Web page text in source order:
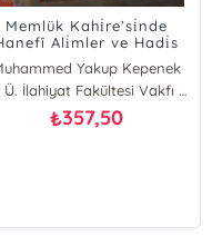
Filistin ve
Nahda Süreci
1948);Hristiyan
Aydınların Eğitim,
ve Edebiyata
Abdulkadir
₺357,50